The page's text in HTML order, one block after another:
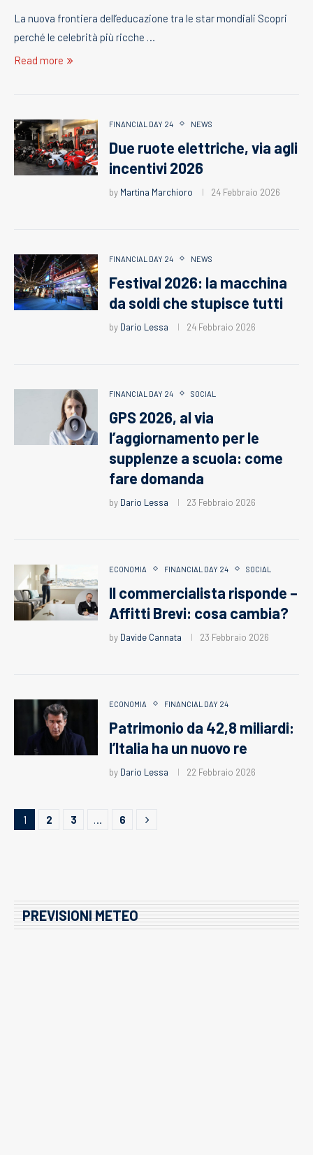
La nuova frontiera dell’educazione tra le star mondiali Scopri
perché le celebrità più ricche …
Read more
FINANCIAL DAY 24 NEWS
Due ruote elettriche, via agli
incentivi 2026
by Martina Marchioro 24 Febbraio 2026
FINANCIAL DAY 24 NEWS
Festival 2026: la macchina
da soldi che stupisce tutti
by Dario Lessa 24 Febbraio 2026
FINANCIAL DAY 24 SOCIAL
GPS 2026, al via
l’aggiornamento per le
supplenze a scuola: come
fare domanda
by Dario Lessa 23 Febbraio 2026
ECONOMIA FINANCIAL DAY 24 SOCIAL
Il commercialista risponde –
Affitti Brevi: cosa cambia?
by Davide Cannata 23 Febbraio 2026
ECONOMIA FINANCIAL DAY 24
Patrimonio da 42,8 miliardi:
l’Italia ha un nuovo re
by Dario Lessa 22 Febbraio 2026
1 2 3 … 6
PREVISIONI METEO